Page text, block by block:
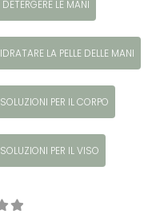
DETERGERE LE MANI
IDRATARE LA PELLE DELLE MANI
SOLUZIONI PER IL CORPO
SOLUZIONI PER IL VISO